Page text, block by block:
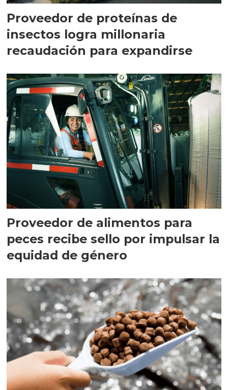
Proveedor de proteínas de
insectos logra millonaria
recaudación para expandirse
Proveedor de alimentos para
peces recibe sello por impulsar la
equidad de género